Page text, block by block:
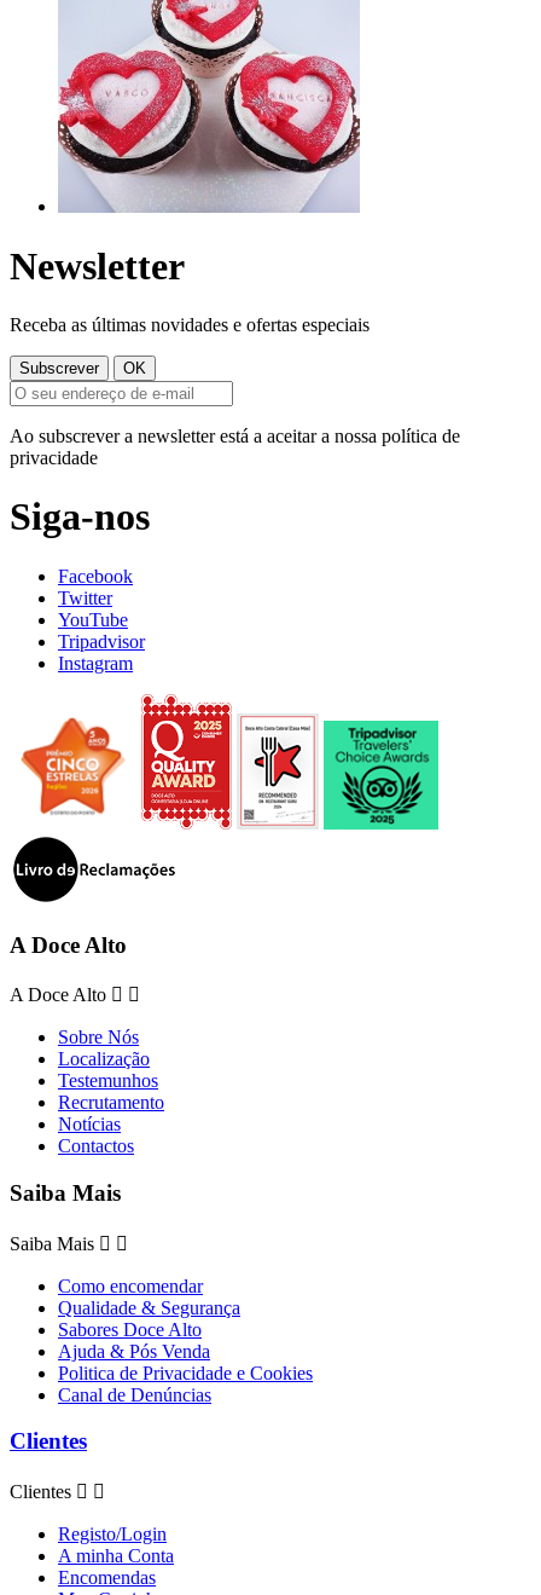
Newsletter
Receba as últimas novidades e ofertas especiais
Ao subscrever a newsletter está a aceitar a nossa política de
privacidade
Siga-nos
Facebook
Twitter
YouTube
Tripadvisor
Instagram
A Doce Alto
A Doce Alto  
Sobre Nós
Localização
Testemunhos
Recrutamento
Notícias
Contactos
Saiba Mais
Saiba Mais  
Como encomendar
Qualidade & Segurança
Sabores Doce Alto
Ajuda & Pós Venda
Politica de Privacidade e Cookies
Canal de Denúncias
Clientes
Clientes  
Registo/Login
A minha Conta
Encomendas